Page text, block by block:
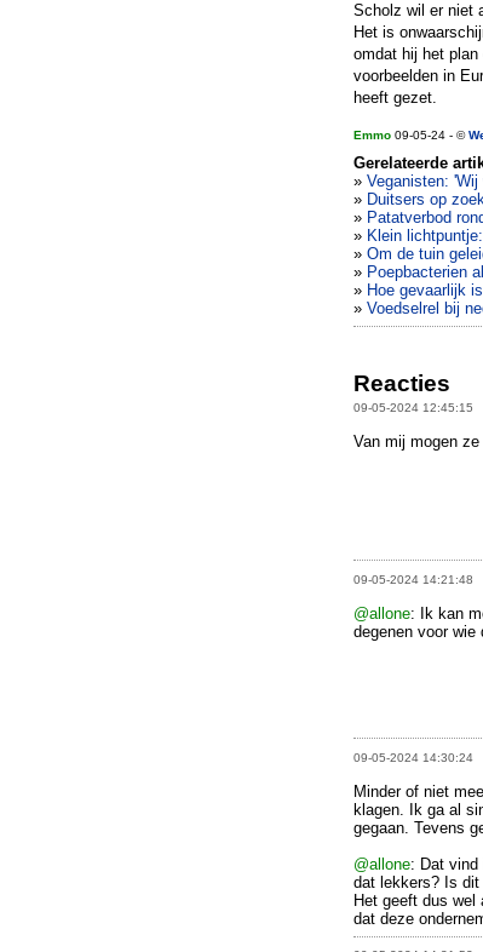
Scholz wil er niet
Het is
omdat hij het
voorbeelden in
heeft gezet.
Emmo 09-05-24 - ©
Gerelateerde
» Veganisten:
» Duitsers op
» Patatverbod
» Klein
» Om de tuin
» Poepbacterien
» Hoe gevaarlijk
» Voedselrel bij
Reacties
09-05-2024 12:45:15
Van mij mogen
09-05-2024 14:21:48
@allone: Ik kan
degenen voor wie
09-05-2024 14:30:24
Minder of niet
klagen. Ik ga al
gegaan. Tevens
@allone: Dat vind
dat lekkers? Is
Het geeft dus wel
dat deze